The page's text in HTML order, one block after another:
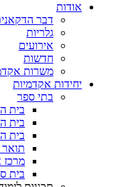
אודות
דבר
גלריות
אירועים
חדשות
משרות
יחידות אקדמיות
בתי ספר
בית
בית
בית
תואר
מרכז
בית